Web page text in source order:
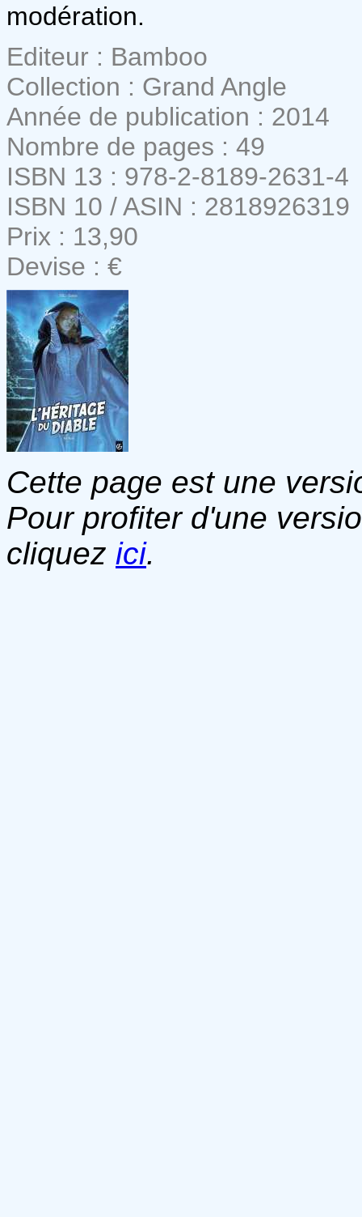
modération.
Editeur : Bamboo
Collection : Grand Angle
Année de publication : 2014
Nombre de pages : 49
ISBN 13 : 978-2-8189-2631-4
ISBN 10 / ASIN : 2818926319
Prix : 13,90
Devise : €
Cette page est une
Pour profiter d'une
cliquez ici.